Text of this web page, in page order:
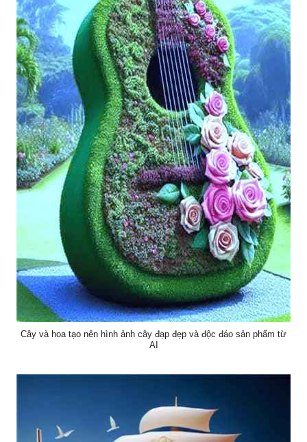
Cây và hoa tạo nên hình ảnh cây đạp đẹp và độc đáo sản phẩm từ
AI